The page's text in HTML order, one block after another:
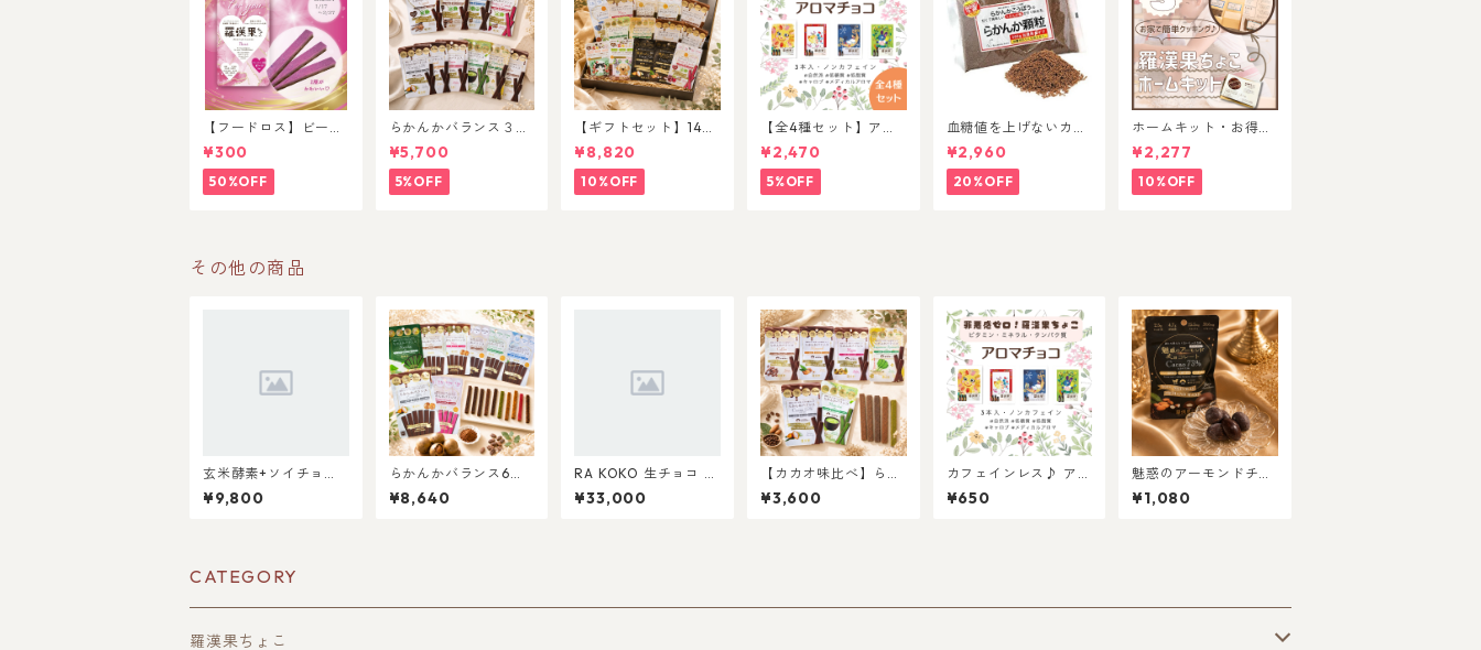
【フードロス】ビー
ツ 羅漢果チョコレー
ト
¥300
50%OFF
らかんかバランス３本
入10種セット
¥5,700
5%OFF
【ギフトセット】14種
ご褒美アソートセット
¥8,820
10%OFF
【全4種セット】アロ
マチョコ３本入
¥2,470
5%OFF
血糖値を上げないカロ
リー0の甘味料！体質
改善&免疫力UPする羅
漢果顆粒
¥2,960
20%OFF
ホームキット・お得パ
ック 各種
¥2,277
10%OFF
その他の商品
玄米酵素+ソイチョコ
６パックセット
¥9,800
らかんかバランス6本
入8種セット
¥8,640
RA KOKO 生チョコ 〜
暖流〜
¥33,000
【カカオ味比べ】らか
んかバランス6種セッ
ト
¥3,600
カフェインレス♪ アロ
マチョコ3本入 各種
¥650
魅惑のアーモンドチョ
コレート
¥1,080
CATEGORY
羅漢果ちょこ